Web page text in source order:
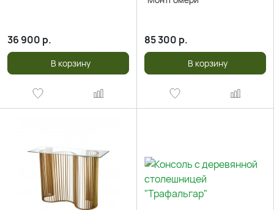
36 900 р.
В корзину
85 300 р.
В корзину